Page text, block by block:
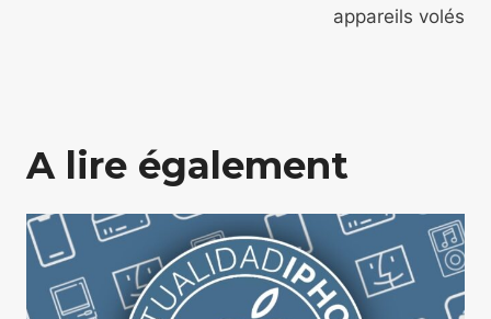
appareils volés
A lire également